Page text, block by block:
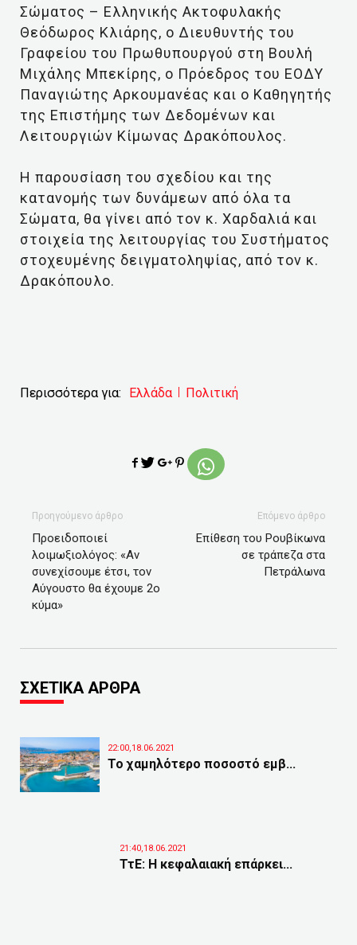
Σώματος – Ελληνικής Ακτοφυλακής
Θεόδωρος Κλιάρης, ο Διευθυντής του
Γραφείου του Πρωθυπουργού στη Βουλή
Μιχάλης Μπεκίρης, ο Πρόεδρος του ΕΟΔΥ
Παναγιώτης Αρκουμανέας και ο Καθηγητής
της Επιστήμης των Δεδομένων και
Λειτουργιών Κίμωνας Δρακόπουλος.
Η παρουσίαση του σχεδίου και της
κατανομής των δυνάμεων από όλα τα
Σώματα, θα γίνει από τον κ. Χαρδαλιά και
στοιχεία της λειτουργίας του Συστήματος
στοχευμένης δειγματοληψίας, από τον κ.
Δρακόπουλο.
Περισσότερα για: Ελλάδα Πολιτική
Προηγούμενο άρθρο
Προειδοποιεί
λοιμωξιολόγος: «Αν
συνεχίσουμε έτσι, τον
Αύγουστο θα έχουμε 2ο
κύμα»
Επόμενο άρθρο
Επίθεση του Ρουβίκωνα
σε τράπεζα στα
Πετράλωνα
ΣΧΕΤΙΚΑ ΑΡΘΡΑ
22:00,18.06.2021
Το χαμηλότερο ποσοστό εμβ...
21:40,18.06.2021
ΤτΕ: Η κεφαλαιακή επάρκει...